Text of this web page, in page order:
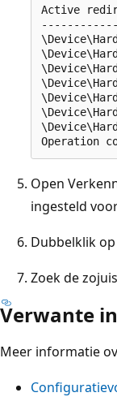
Active
Open
ingesteld
Dubbelklik
Zoek de
Verwante
Meer informatie